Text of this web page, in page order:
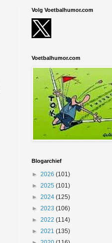
Volg Voetbalhumor.com
Voetbalhumor.com
Blogarchief
► 2026 (101)
► 2025 (101)
► 2024 (125)
► 2023 (106)
► 2022 (114)
► 2021 (135)